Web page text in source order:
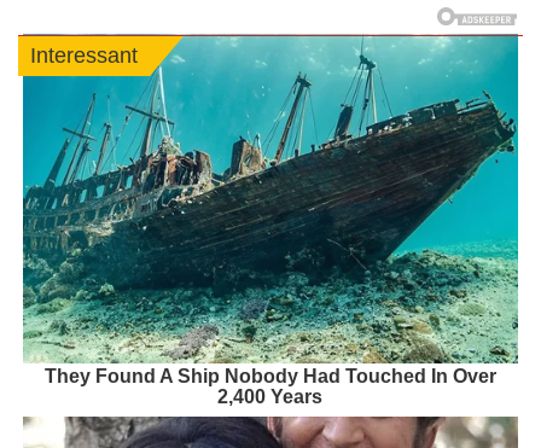
Interessant
They Found A Ship Nobody Had Touched In Over
2,400 Years